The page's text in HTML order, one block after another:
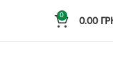
0
0.00